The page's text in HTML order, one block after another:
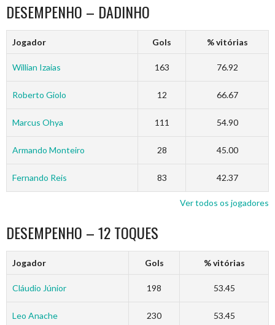
DESEMPENHO – DADINHO
Jogador Gols % vitórias
Willian Izaias 163 76.92
Roberto Giolo 12 66.67
Marcus Ohya 111 54.90
Armando Monteiro 28 45.00
Fernando Reis 83 42.37
Ver todos os jogadores
DESEMPENHO – 12 TOQUES
Jogador Gols % vitórias
Cláudio Júnior 198 53.45
Leo Anache 230 53.45